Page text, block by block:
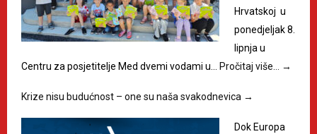
Hrvatskoj u
ponedjeljak 8.
lipnja u
Centru za posjetitelje Med dvemi vodami u…
Pročitaj više… →
Krize nisu budućnost – one su naša svakodnevica →
Dok Europa